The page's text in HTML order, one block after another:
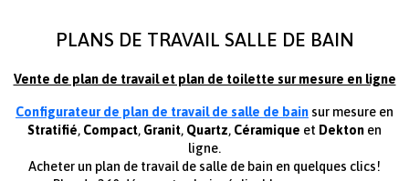
PLANS DE TRAVAIL SALLE DE BAIN
Vente de plan de travail et plan de toilette sur mesure en ligne
Configurateur de plan de travail de salle de bain sur mesure en
Stratifié, Compact, Granit, Quartz, Céramique et Dekton en
ligne.
Acheter un plan de travail de salle de bain en quelques clics!